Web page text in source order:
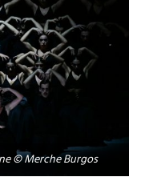
© Merche Burgos